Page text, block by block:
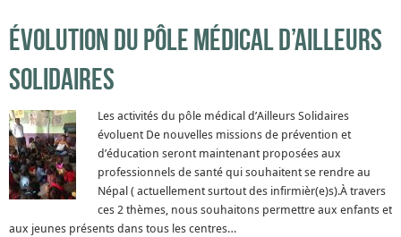
Évolution du pôle médical d’Ailleurs
Solidaires
Les activités du pôle médical d’Ailleurs Solidaires
évoluent De nouvelles missions de prévention et
d’éducation seront maintenant proposées aux
professionnels de santé qui souhaitent se rendre au
Népal ( actuellement surtout des infirmièr(e)s).À travers
ces 2 thèmes, nous souhaitons permettre aux enfants et
aux jeunes présents dans tous les centres…